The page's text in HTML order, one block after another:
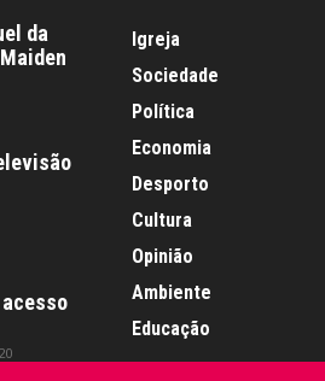
da
Igreja
Sociedade
Política
Economia
Desporto
Cultura
Opinião
Ambiente
Educação